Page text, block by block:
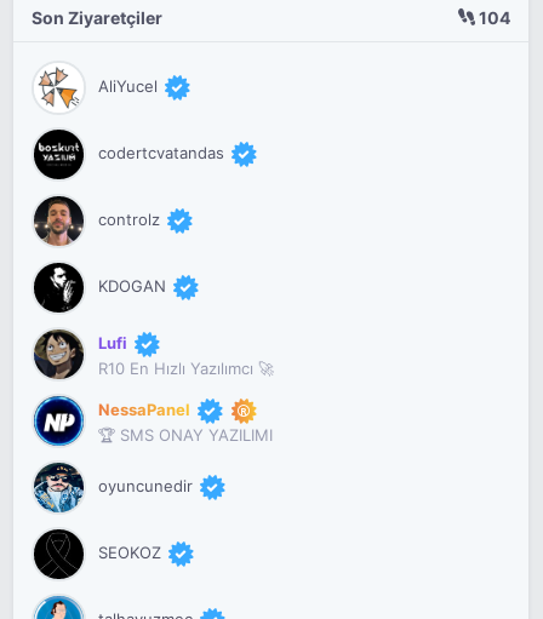
Son Ziyaretçiler 104
AliYucel
codertcvatandas
controlz
KDOGAN
Lufi
R10 En Hızlı Yazılımcı 🚀
NessaPanel
🏆 SMS ONAY YAZILIMI
oyuncunedir
SEOKOZ